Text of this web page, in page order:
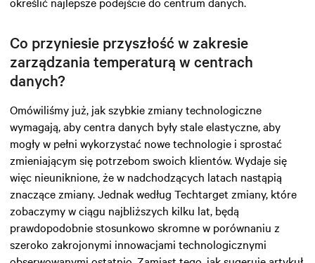
Co przyniesie przyszłość w zakresie
zarządzania temperaturą w centrach
danych?
Omówiliśmy już, jak szybkie zmiany technologiczne
wymagają, aby centra danych były stale elastyczne, aby
mogły w pełni wykorzystać nowe technologie i sprostać
zmieniającym się potrzebom swoich klientów. Wydaje się
więc nieuniknione, że w nadchodzących latach nastąpią
znaczące zmiany. Jednak według Techtarget zmiany, które
zobaczymy w ciągu najbliższych kilku lat, będą
prawdopodobnie stosunkowo skromne w porównaniu z
szeroko zakrojonymi innowacjami technologicznymi